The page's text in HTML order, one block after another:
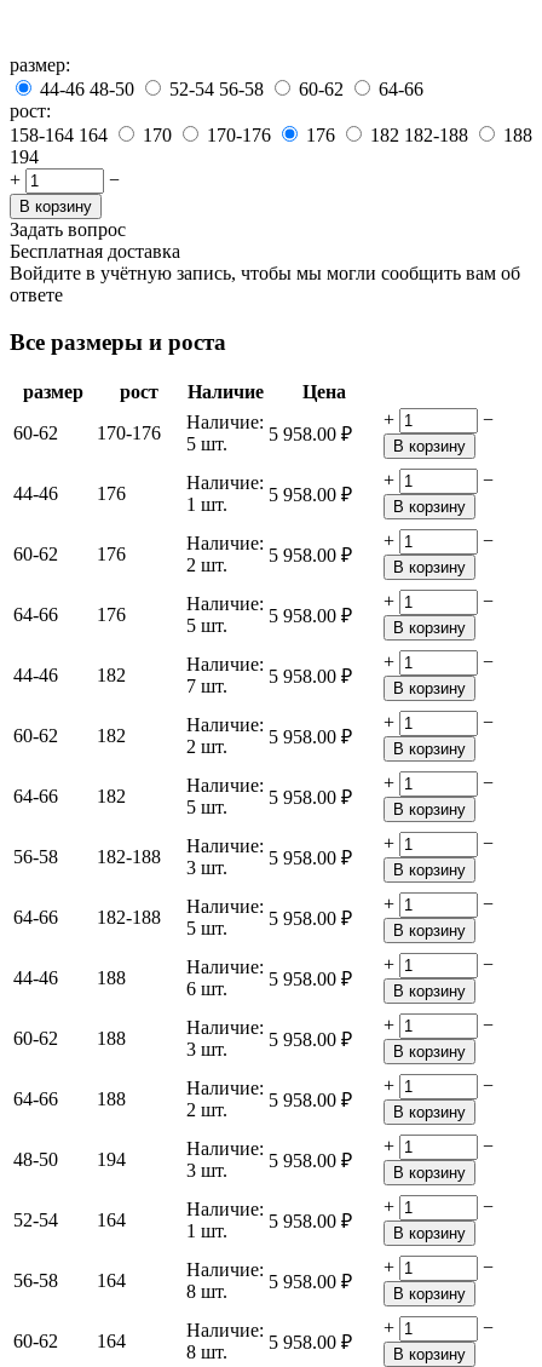
размер:
44-46 48-50 52-54 56-58 60-62
64-66
рост:
158-164 164 170 170-176 176 182 182-188
188
194
+
−
В корзину
Задать вопрос
Бесплатная доставка
Войдите в учётную запись, чтобы мы могли сообщить вам об
ответе
Все размеры и роста
размер рост Наличие
Цена
60-62
170-176
Наличие:
5 шт.
5 958.00 ₽
+ −
В корзину
44-46 176
Наличие:
1 шт.
5 958.00 ₽
+ −
В корзину
60-62 176
Наличие:
2 шт.
5 958.00 ₽
+ −
В корзину
64-66 176
Наличие:
5 шт.
5 958.00 ₽
+ −
В корзину
44-46 182
Наличие:
7 шт.
5 958.00 ₽
+ −
В корзину
60-62 182
Наличие:
2 шт.
5 958.00 ₽
+ −
В корзину
64-66 182
Наличие:
5 шт.
5 958.00 ₽
+ −
В корзину
56-58 182-188
Наличие:
3 шт.
5 958.00 ₽
+ −
В корзину
64-66 182-188
Наличие:
5 шт.
5 958.00 ₽
+ −
В корзину
44-46 188
Наличие:
6 шт.
5 958.00 ₽
+ −
В корзину
60-62 188
Наличие:
3 шт.
5 958.00 ₽
+ −
В корзину
64-66 188
Наличие:
2 шт.
5 958.00 ₽
+ −
В корзину
48-50 194
Наличие:
3 шт.
5 958.00 ₽
+ −
В корзину
52-54 164
Наличие:
1 шт.
5 958.00 ₽
+ −
В корзину
56-58 164
Наличие:
8 шт.
5 958.00 ₽
+ −
В корзину
60-62 164
Наличие:
8 шт.
5 958.00 ₽
+ −
В корзину